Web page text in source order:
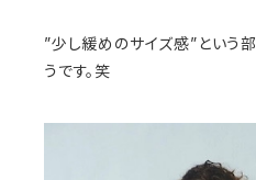
”少し緩めのサイズ感”という
うです。笑